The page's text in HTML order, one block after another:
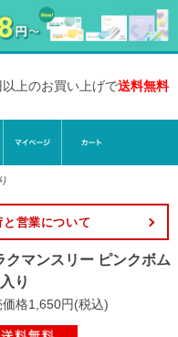
上のお買い上げで送料無料
営業について
クマンスリー ピンクボム
り
価格1,650円(税込)